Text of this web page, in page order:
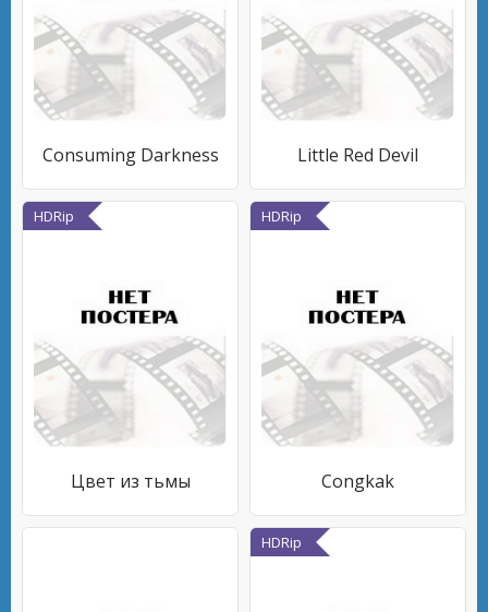
Consuming Darkness Little Red Devil
HDRip
Цвет из тьмы
HDRip
Congkak
HDRip